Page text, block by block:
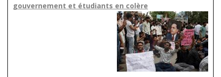
gouvernement et étudiants en colère